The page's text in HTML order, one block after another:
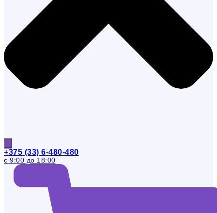
+375 (33) 6-480-480
с 9:00 до 18:00